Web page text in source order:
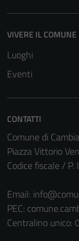
VIVERE IL COMUNE
Luoghi
Eventi
CONTATTI
Comune di
Piazza Vittorio
Codice fiscale /
Email:
PEC:
Centralino unico: